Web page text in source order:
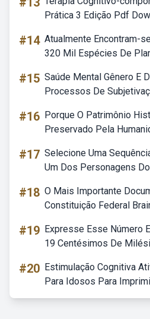
Prática 3 Edição Pdf
#14 Atualmente Encontram-
320 Mil Espécies De
#15 Saúde Mental Gênero E
Processos De
#16 Porque O Patrimônio
Preservado Pela
#17 Selecione Uma
Um Dos Personagens
#18 O Mais Importante
Constituição Federal
#19 Expresse Esse Número
19 Centésimos De
#20 Estimulação Cognitiva
Para Idosos Para